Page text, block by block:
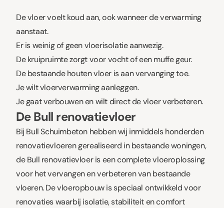
De vloer voelt koud aan, ook wanneer de verwarming
aanstaat.
Er is weinig of geen vloerisolatie aanwezig.
De kruipruimte zorgt voor vocht of een muffe geur.
De bestaande houten vloer is aan vervanging toe.
Je wilt vloerverwarming aanleggen.
Je gaat verbouwen en wilt direct de vloer verbeteren.
De Bull renovatievloer
Bij Bull Schuimbeton hebben wij inmiddels honderden
renovatievloeren gerealiseerd in bestaande woningen,
de Bull renovatievloer is een complete vloeroplossing
voor het vervangen en verbeteren van bestaande
vloeren. De vloeropbouw is speciaal ontwikkeld voor
renovaties waarbij isolatie, stabiliteit en comfort